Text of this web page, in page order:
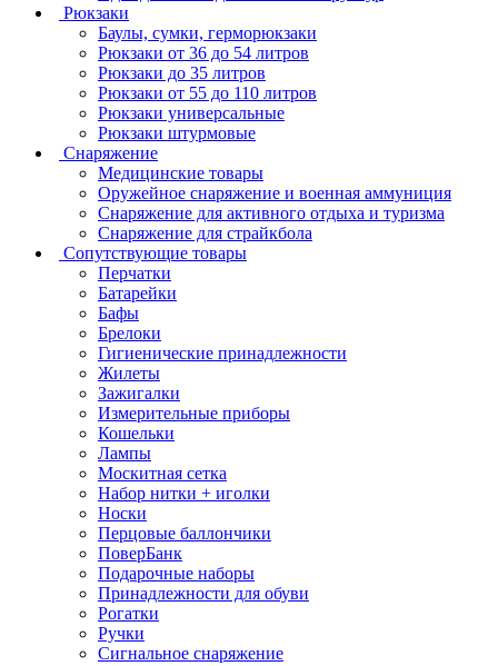
Рюкзаки
Баулы, сумки, герморюкзаки
Рюкзаки от 36 до 54 литров
Рюкзаки до 35 литров
Рюкзаки от 55 до 110 литров
Рюкзаки универсальные
Рюкзаки штурмовые
Снаряжение
Медицинские товары
Оружейное снаряжение и военная аммуниция
Снаряжение для активного отдыха и туризма
Снаряжение для страйкбола
Сопутствующие товары
Перчатки
Батарейки
Бафы
Брелоки
Гигиенические принадлежности
Жилеты
Зажигалки
Измерительные приборы
Кошельки
Лампы
Москитная сетка
Набор нитки + иголки
Носки
Перцовые баллончики
ПоверБанк
Подарочные наборы
Принадлежности для обуви
Рогатки
Ручки
Сигнальное снаряжение